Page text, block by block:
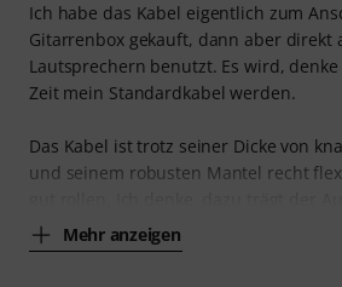
Ich habe das Kabel eigentlich zum
Gitarrenbox gekauft, dann aber direkt
Lautsprechern benutzt. Es wird,
Zeit mein Standardkabel werden.
Das Kabel ist trotz seiner Dicke von
und seinem robusten Mantel recht
Mehr anzeigen